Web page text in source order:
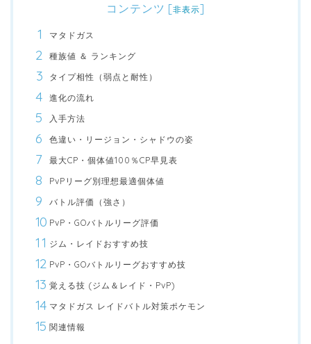
コンテンツ [非表示]
マタドガス
種族値 ＆ ランキング
タイプ相性（弱点と耐性）
進化の流れ
入手方法
色違い・リージョン・シャドウの姿
最大CP・個体値100％CP早見表
PvPリーグ別理想最適個体値
バトル評価（強さ）
PvP・GOバトルリーグ評価
ジム・レイドおすすめ技
PvP・GOバトルリーグおすすめ技
覚える技 (ジム＆レイド・PvP)
マタドガス レイドバトル対策ポケモン
関連情報